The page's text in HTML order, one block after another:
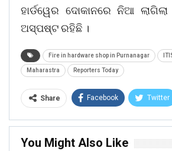
ହାର୍ଡୱେର ଦୋକାନରେ ନିଆ ଲାଗିଲା
ଅସ୍ପଷ୍ଟ ରହିଛି ।
Fire in hardware shop in Purnanagar
Maharastra Reporters Today
Share Facebook Twitter
You Might Also Like